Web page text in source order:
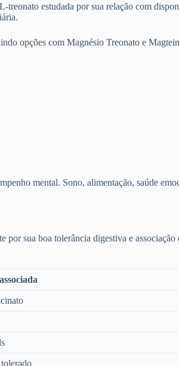
estudada por sua relação com
opções com Magnésio Treonato e
mental. Sono, alimentação, saúde
por sua boa tolerância digestiva e